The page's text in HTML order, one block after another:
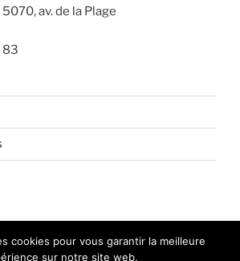
5070, av. de la Plage
83
cookies pour vous garantir la meilleure
sur notre site web.